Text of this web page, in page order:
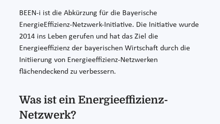
BEEN-i ist die Abkürzung für die Bayerische
EnergieEffizienz-Netzwerk-Initiative. Die Initiative wurde
2014 ins Leben gerufen und hat das Ziel die
Energieeffizienz der bayerischen Wirtschaft durch die
Initiierung von Energieeffizienz-Netzwerken
flächendeckend zu verbessern.
Was ist ein Energieeffizienz-
Netzwerk?